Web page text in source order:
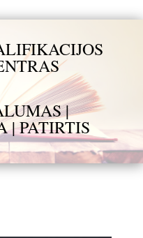
|
| PATIRTIS